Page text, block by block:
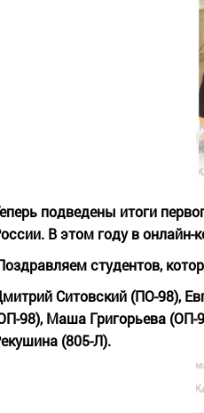
подведены итоги
В этом году в онлайн-
студентов,
Ситовский (ПО-98),
98), Маша Григорьева
(805-Л).